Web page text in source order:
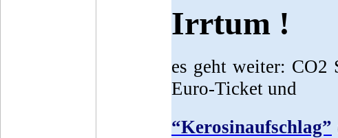
Irrtum !
es geht weiter: CO2
Euro-Ticket und
“Kerosinaufschlag”